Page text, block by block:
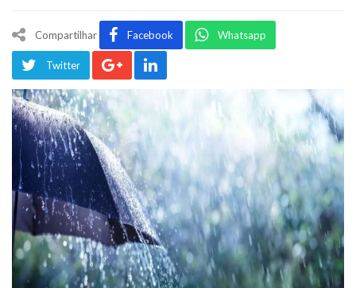
Compartilhar Facebook Whatsapp
Twitter